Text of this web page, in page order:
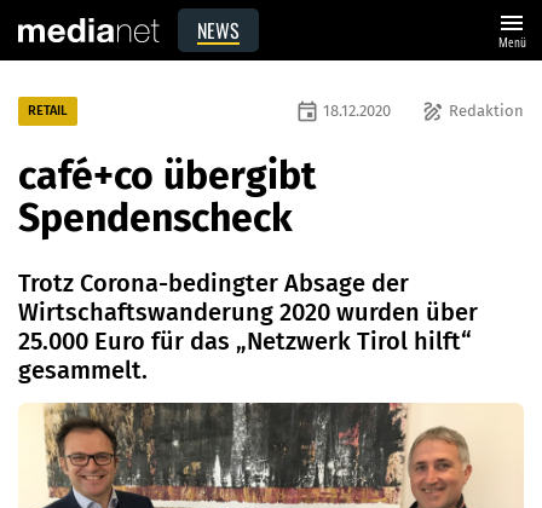
NEWS menu
Menü
RETAIL draw Redaktion
event 18.12.2020
café+co übergibt
Spendenscheck
Trotz Corona-bedingter Absage der
Wirtschaftswanderung 2020 wurden über
25.000 Euro für das „Netzwerk Tirol hilft“
gesammelt.